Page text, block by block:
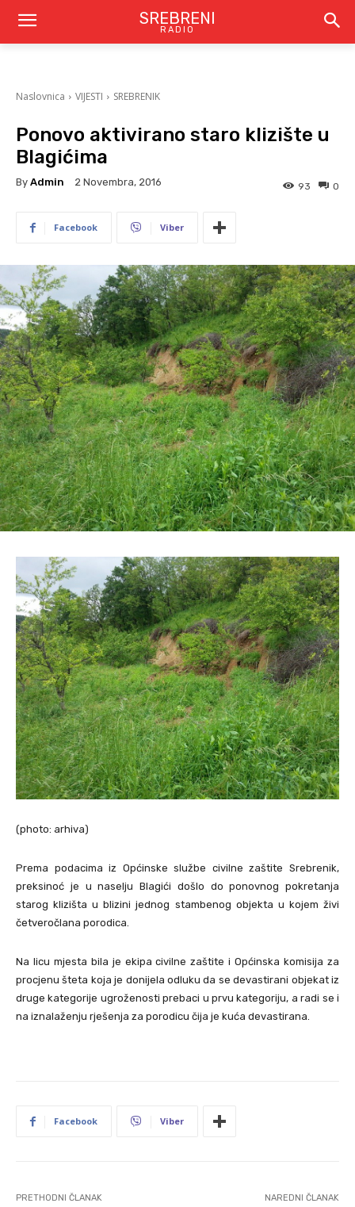
SREBRENI
RADIO
Naslovnica VIJESTI SREBRENIK
Ponovo aktivirano staro klizište u
Blagićima
By Admin 2 Novembra, 2016 0
93
Facebook Viber
(photo: arhiva)
Prema podacima iz Općinske službe civilne zaštite Srebrenik,
preksinoć je u naselju Blagići došlo do ponovnog pokretanja
starog klizišta u blizini jednog stambenog objekta u kojem živi
četveročlana porodica.
Na licu mjesta bila je ekipa civilne zaštite i Općinska komisija za
procjenu šteta koja je donijela odluku da se devastirani objekat iz
druge kategorije ugroženosti prebaci u prvu kategoriju, a radi se i
na iznalaženju rješenja za porodicu čija je kuća devastirana.
Facebook Viber
PRETHODNI ČLANAK NAREDNI ČLANAK